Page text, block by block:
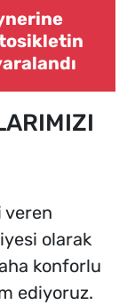
veren
olarak
konforlu
ediyoruz.